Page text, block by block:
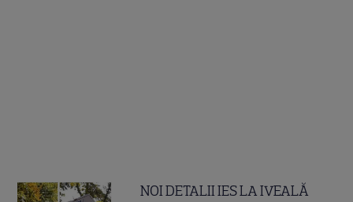
NOI DETALII IES LA IVEALĂ